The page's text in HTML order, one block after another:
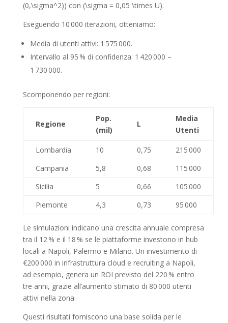
(0,\sigma^2)) con (\sigma = 0,05 \times U).
Eseguendo 10 000 iterazioni, otteniamo:
Media di utenti attivi: 1 575 000.
Intervallo al 95 % di confidenza: 1 420 000 –
1 730 000.
Scomponendo per regioni:
Regione
Pop.
(mil)
L
Media
Utenti
Lombardia 10 0,75
215 000
Campania
5,8 0,68
115 000
Sicilia
5 0,66
105 000
Piemonte
4,3 0,73 95 000
Le simulazioni indicano una crescita annuale compresa
tra il 12 % e il 18 % se le piattaforme investono in hub
locali a Napoli, Palermo e Milano. Un investimento di
€200 000 in infrastruttura cloud e recruiting a Napoli,
ad esempio, genera un ROI previsto del 220 % entro
tre anni, grazie all’aumento stimato di 80 000 utenti
attivi nella zona.
Questi risultati forniscono una base solida per le